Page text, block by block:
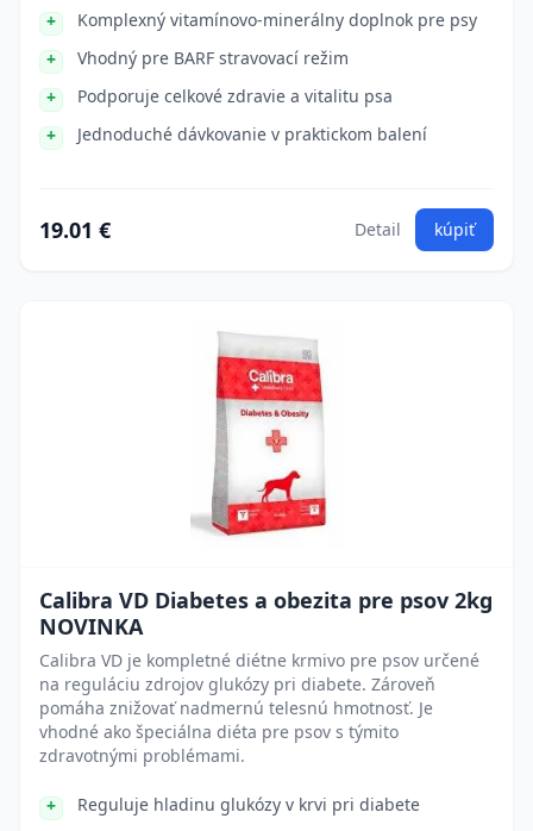
Komplexný vitamínovo-minerálny doplnok pre psy
Vhodný pre BARF stravovací režim
Podporuje celkové zdravie a vitalitu psa
Jednoduché dávkovanie v praktickom balení
19.01 € Detail kúpiť
Calibra VD Diabetes a obezita pre psov 2kg
NOVINKA
Calibra VD je kompletné diétne krmivo pre psov určené
na reguláciu zdrojov glukózy pri diabete. Zároveň
pomáha znižovať nadmernú telesnú hmotnosť. Je
vhodné ako špeciálna diéta pre psov s týmito
zdravotnými problémami.
Reguluje hladinu glukózy v krvi pri diabete